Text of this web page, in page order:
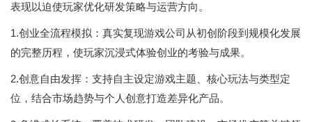
表现以迫使玩家优化研发策略与运营方向。
1.创业全流程模拟：真实复现游戏公司从初创阶段到规模化发展
的完整历程，使玩家沉浸式体验创业的考验与成果。
2.创意自由发挥：支持自主设定游戏主题、核心玩法与类型定
位，结合市场趋势与个人创意打造差异化产品。